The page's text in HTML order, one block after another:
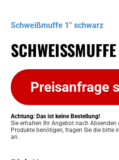
Schweißmuffe 1'' schwarz
Preisanfrage
Achtung: Das ist keine Bestellung!
Sie erhalten Ihr Angebot nach Absenden
Produkte benötigen, fragen Sie die bitte
an.